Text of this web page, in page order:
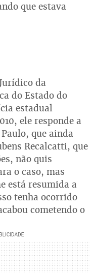
que estava
da
do Estado do
estadual
ele responde a
que ainda
Recalcatti, que
não quis
o caso, mas
está resumida a
tenha ocorrido
cometendo o